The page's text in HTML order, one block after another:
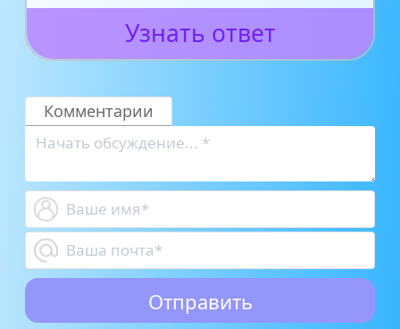
Узнать ответ
Комментарии